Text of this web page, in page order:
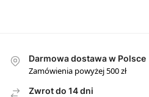
Darmowa dostawa w Polsce
Zamówienia powyżej 500 zł
Zwrot do 14 dni